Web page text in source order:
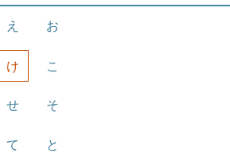
え お
け こ
せ そ
て と